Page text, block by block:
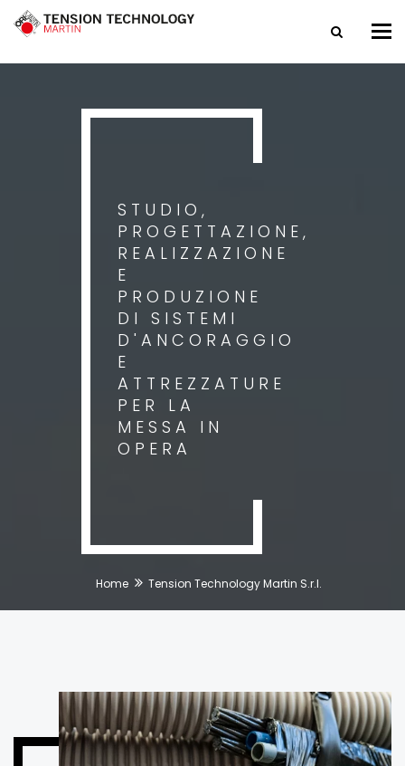
STUDIO,
PROGETTAZIONE,
REALIZZAZIONE
E
PRODUZIONE
DI SISTEMI
D'ANCORAGGIO
E
ATTREZZATURE
PER LA
MESSA IN
OPERA
Home Tension Technology Martin S.r.l.